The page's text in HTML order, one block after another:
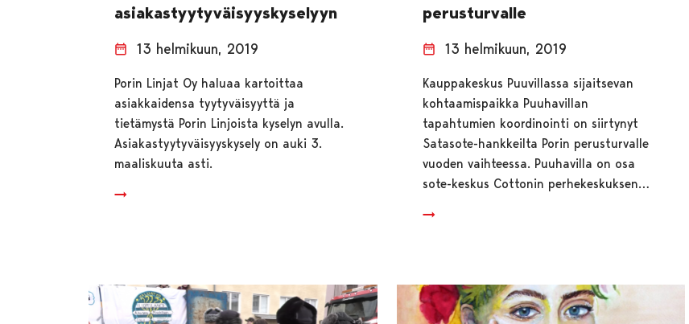
asiakastyytyväisyyskyselyyn
13 helmikuun, 2019
Porin Linjat Oy haluaa kartoittaa
asiakkaidensa tyytyväisyyttä ja
tietämystä Porin Linjoista kyselyn avulla.
Asiakastyytyväisyyskysely on auki 3.
maaliskuuta asti.
perusturvalle
13 helmikuun, 2019
Kauppakeskus Puuvillassa sijaitsevan
kohtaamispaikka Puuhavillan
tapahtumien koordinointi on siirtynyt
Satasote-hankkeilta Porin perusturvalle
vuoden vaihteessa. Puuhavilla on osa
sote-keskus Cottonin perhekeskuksen…